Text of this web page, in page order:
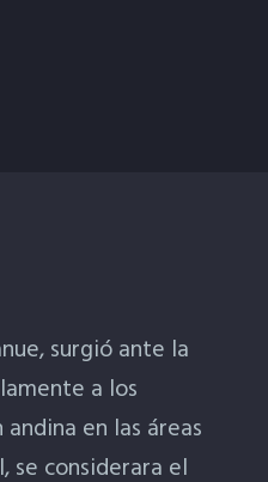
surgió ante la
a los
en las áreas
se considerara el